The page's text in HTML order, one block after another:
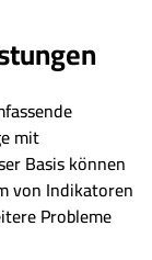
mit
Basis können
von Indikatoren
Probleme